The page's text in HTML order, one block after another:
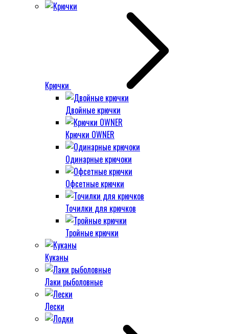
Крючки
Двойные крючки
Крючки OWNER
Одинарные крючоки
Офсетные крючки
Точилки для крючков
Тройные крючки
Куканы
Лаки рыболовные
Лески